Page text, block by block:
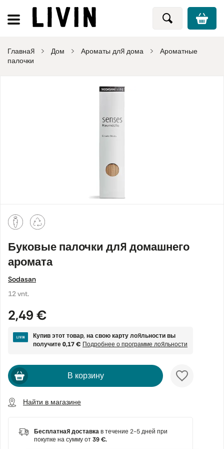
Главная Дом Ароматы для дома
Ароматные
палочки
Буковые палочки для домашнего
аромата
Sodasan
12 vnt.
2,49 €
Купив этот товар, на свою карту лояльности вы
получите0,17 € Подробнее о программе лояльности
В корзину
Найти в магазине
Бесплатная доставкав течение 2-5 дней при
покупке на сумму от39 €.